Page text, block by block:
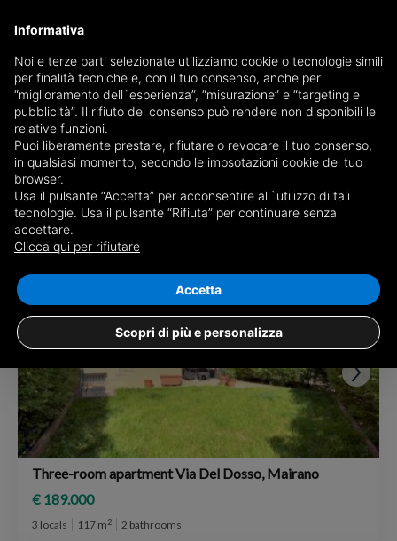
Receive a copy of the newspaper by mail
Choose newspaper
5 results for
Mairano
Three-room apartment Via Del Dosso, Mairano
€ 189.000
3 locals 117 m2 2 bathrooms
Informativa
Noi e terze parti selezionate utilizziamo cookie o tecnologie simili
per finalità tecniche e, con il tuo consenso, anche per
“miglioramento dell`esperienza”, “misurazione” e “targeting e
pubblicità”. Il rifiuto del consenso può rendere non disponibili le
relative funzioni.
Puoi liberamente prestare, rifiutare o revocare il tuo consenso,
in qualsiasi momento, secondo le impsotazioni cookie del tuo
browser.
Usa il pulsante “Accetta” per acconsentire all`utilizzo di tali
tecnologie. Usa il pulsante “Rifiuta” per continuare senza
accettare.
Clicca qui per rifiutare
Scopri di più e personalizza
Accetta